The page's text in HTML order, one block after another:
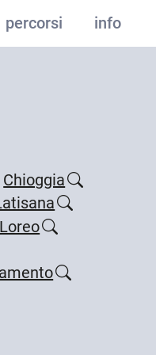
percorsi info
Chioggia
Loreo